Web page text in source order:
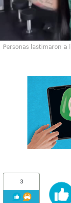
Personas lastimaron a
3